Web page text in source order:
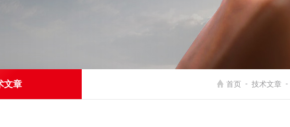
首页 - 技术文章 -
文章